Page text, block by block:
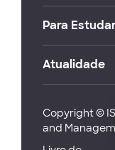
Para
Atualidade
Copyright ©
and